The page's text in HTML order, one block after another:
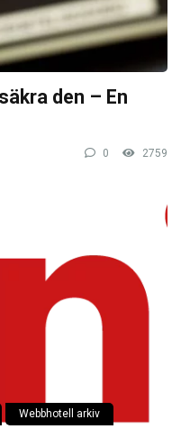
den – En
0 2759
Webbhotell arkiv